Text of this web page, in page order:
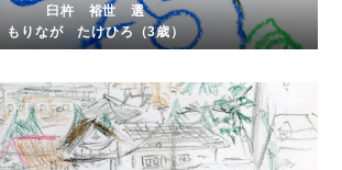
臼杵 裕世 選
もりなが たけひろ（3歳）